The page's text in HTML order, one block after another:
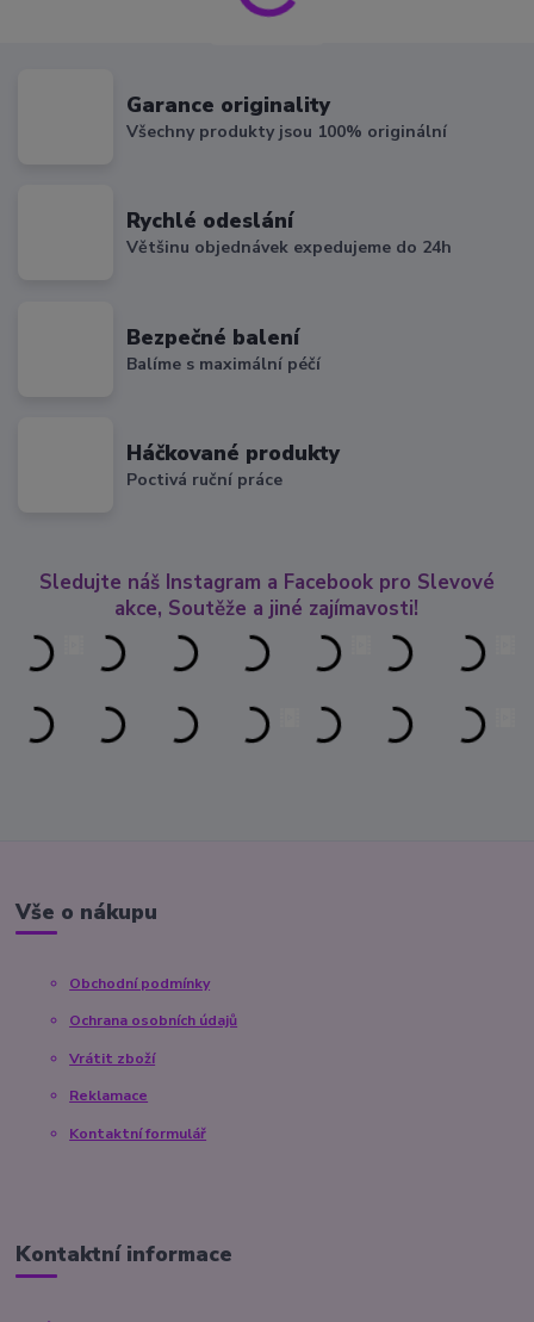
Garance originality
Všechny produkty jsou 100% originální
Rychlé odeslání
Většinu objednávek expedujeme do 24h
Bezpečné balení
Balíme s maximální péčí
Háčkované produkty
Poctivá ruční práce
Sledujte náš Instagram a Facebook pro Slevové
akce, Soutěže a jiné zajímavosti!
Vše o nákupu
Obchodní podmínky
Ochrana osobních údajů
Vrátit zboží
Reklamace
Kontaktní formulář
Kontaktní informace